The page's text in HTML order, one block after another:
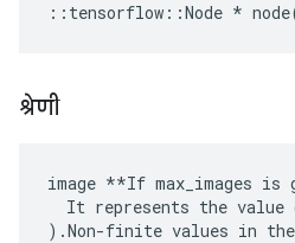
:: tensorflow ::Node * node
श्रेणी
image **If max_images
It represents the value
).Non-finite values in